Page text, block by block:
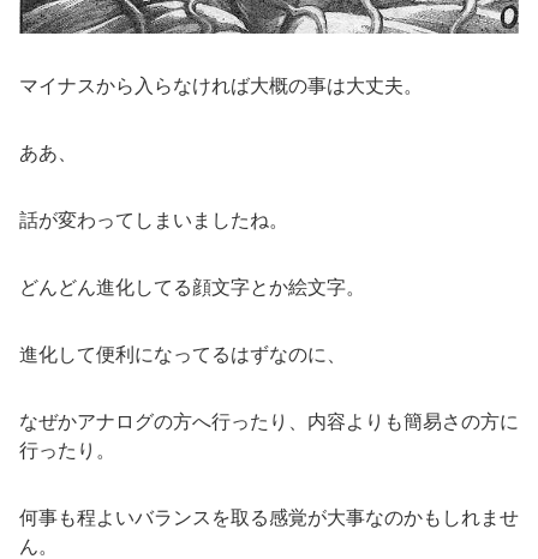
マイナスから入らなければ大概の事は大丈夫。
ああ、
話が変わってしまいましたね。
どんどん進化してる顔文字とか絵文字。
進化して便利になってるはずなのに、
なぜかアナログの方へ行ったり、内容よりも簡易さの方に
行ったり。
何事も程よいバランスを取る感覚が大事なのかもしれませ
ん。